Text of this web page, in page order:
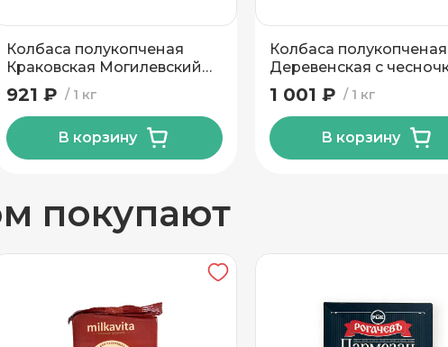
Колбаса полукопченая
Краковская Могилевский
МК
1 кг
921 ₽
В корзину
Колбаса полукопченая
Деревенская с
языком Старая Станица
1 кг
1 001 ₽
В корзину
покупают